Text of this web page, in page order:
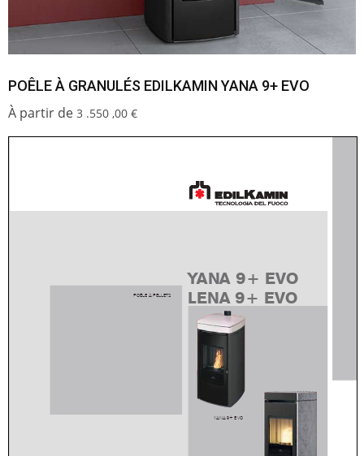
POÊLE À GRANULÉS EDILKAMIN YANA 9+ EVO
3 .550 ,00 €